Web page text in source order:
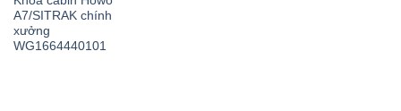
A7/SITRAK chính
xưởng
WG1664440101